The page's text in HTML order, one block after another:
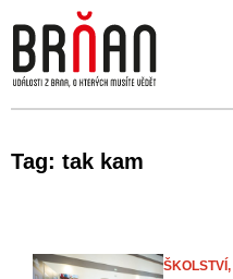
Tag: tak kam
ŠKOLSTVÍ,